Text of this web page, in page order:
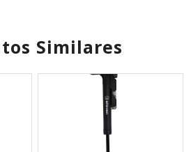
Similares